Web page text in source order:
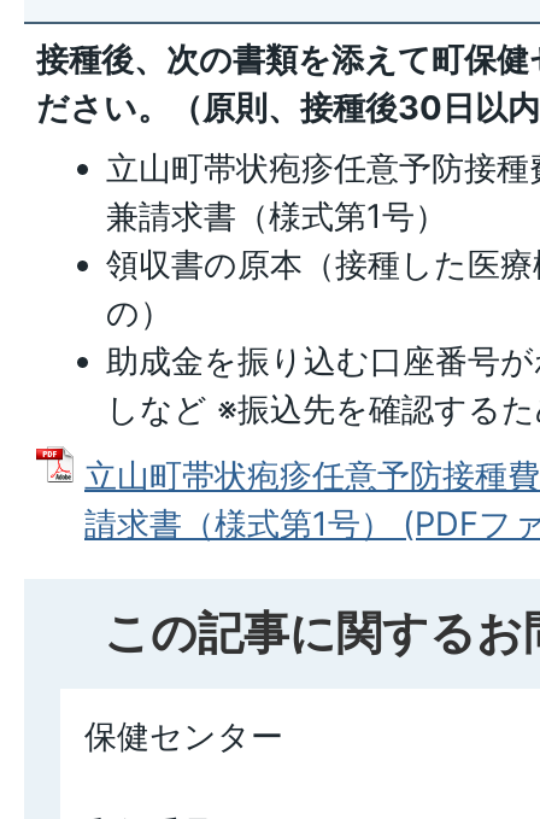
接種後、次の書類を添えて町保
ださい。（原則、接種後30日以
立山町帯状疱疹任意予防接
兼請求書（様式第1号）
領収書の原本（接種した医
の）
助成金を振り込む口座番号
しなど ※振込先を確認する
立山町帯状疱疹任意予防接種
請求書（様式第1号） (PDFフ
この記事に関する
保健センター